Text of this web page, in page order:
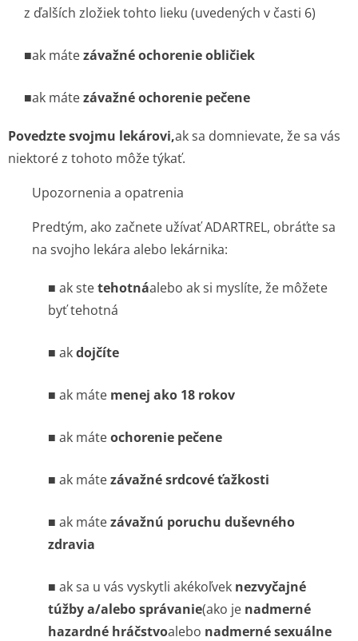
z ďalších zložiek tohto lieku (uvedených v časti 6)
■ak mátezávažné ochorenie obličiek
■ak mátezávažné ochorenie pečene
Povedzte svojmu lekárovi,ak sa domnievate, že sa vás
niektoré z tohoto môže týkať.
Upozornenia a opatrenia
Predtým, ako začnete užívať ADARTREL, obráťte sa
na svojho lekára alebo lekárnika:
■ ak stetehotnáalebo ak si myslíte, že môžete
byť tehotná
■ akdojčíte
■ ak máte menej ako 18 rokov
■ ak máteochorenie pečene
■ ak mátezávažné srdcové ťažkosti
■ ak mátezávažnú poruchu duševného
zdravia
■ ak sa u vás vyskytli akékoľvek nezvyčajné
túžby a/alebo správanie(ako je nadmerné
hazardné hráčstvoalebo nadmerné sexuálne